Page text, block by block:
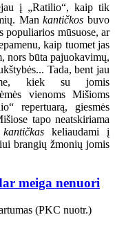
į „Ratilio“, kaip tik
Mankantičkos buvo
populiarios mūsuose, ar
kaip tuomet jas
nors būta pajuokavimų,
Tada, bent jau
kiek su jomis
vienoms Mišioms
repertuarą, giesmės
tapo neatskiriama
kantičkas keliaudami į
brangių žmonių jomis
meiga nenuori